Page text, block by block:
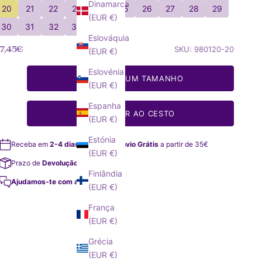
Dinamarca
(EUR €)
Eslováquia
(EUR €)
Eslovénia
(EUR €)
Espanha
(EUR €)
Estónia
(EUR €)
Finlândia
(EUR €)
França
(EUR €)
Grécia
(EUR €)
20 21 22 23 24 25 26 27 28
29
30
31 32 33
de oferta SKU: 980120-20
SELECIONE UM TAMANHO
ADICIONAR AO CESTO
Receba em2-4 diasúteis Envio Grátis a partir de 35€
Prazo deDevolução de 14 dias
Ajudamos-te com a tua compra!